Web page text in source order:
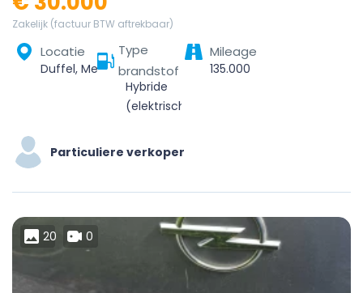
Zakelijk (factuur BTW aftrekbaar)
Locatie
Duffel, Mechelen, Antwerpen, Vlaanderen, 2570, België
Type
brandstof
Hybride
(elektrisch/benzine)
Mileage
135.000
Particuliere verkoper
20 0